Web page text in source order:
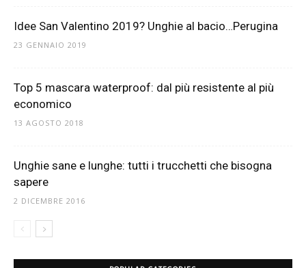
Idee San Valentino 2019? Unghie al bacio…Perugina
23 GENNAIO 2019
Top 5 mascara waterproof: dal più resistente al più
economico
13 AGOSTO 2018
Unghie sane e lunghe: tutti i trucchetti che bisogna
sapere
2 DICEMBRE 2016